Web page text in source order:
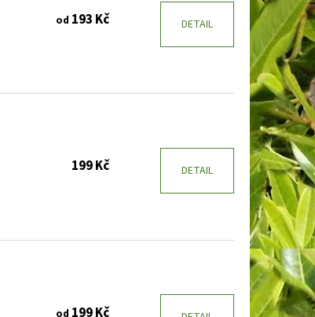
od 193 Kč DETAIL
199 Kč DETAIL
od 199 Kč